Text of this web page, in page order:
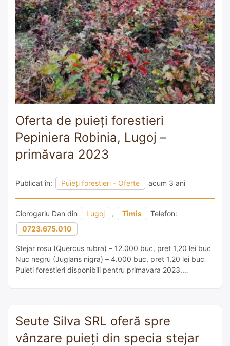
Oferta de puieți forestieri
Pepiniera Robinia, Lugoj –
primăvara 2023
Publicat în: Puieți forestieri - Oferte acum 3 ani
Ciorogariu Dan din Lugoj , Timis
Telefon:
0723.675.010
Stejar rosu (Quercus rubra) – 12.000 buc, pret 1,20 lei buc
Nuc negru (Juglans nigra) – 4.000 buc, pret 1,20 lei buc
Puieti forestieri disponibili pentru primavara 2023.
Seute Silva SRL oferă spre
vânzare puieți din specia stejar